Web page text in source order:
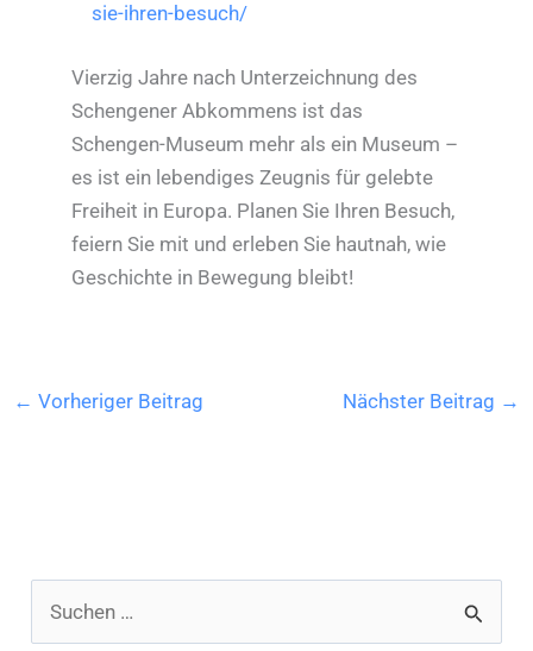
sie-ihren-besuch/
Vierzig Jahre nach Unterzeichnung des
Schengener Abkommens ist das
Schengen-Museum mehr als ein Museum –
es ist ein lebendiges Zeugnis für gelebte
Freiheit in Europa. Planen Sie Ihren Besuch,
feiern Sie mit und erleben Sie hautnah, wie
Geschichte in Bewegung bleibt!
← Vorheriger Beitrag Nächster Beitrag →
u